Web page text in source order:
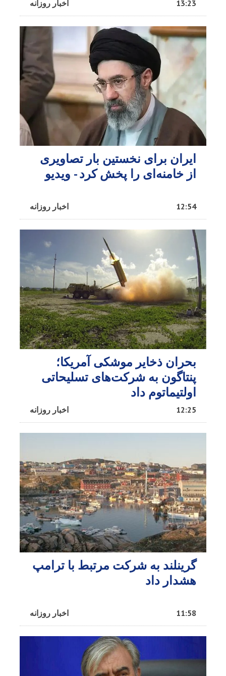
اخبار روزانه 13:23
ایران برای نخستین بار تصاویری
از خامنه‌ای را پخش کرد - ویدیو
اخبار روزانه 12:54
بحران ذخایر موشکی آمریکا؛
پنتاگون به شرکت‌های تسلیحاتی
اولتیماتوم داد
اخبار روزانه 12:25
گرینلند به شرکت مرتبط با ترامپ
هشدار داد
اخبار روزانه 11:58